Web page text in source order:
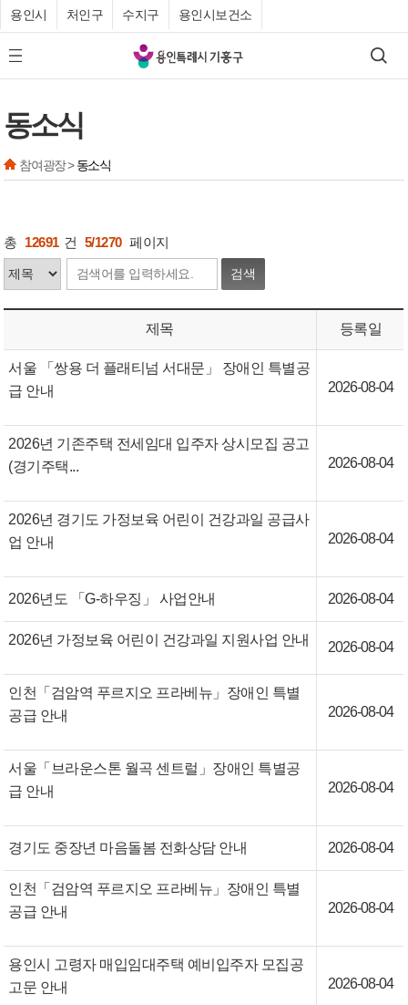
용인시 처인구 수지구 용인시보건소
모바일 메뉴 버튼
기
흥
검색
동소식
참여광장 >동소식
총 12691 건 5/1270 페이지
검색
제목 등록일
서울 「쌍용 더 플래티넘 서대문」 장애인 특별공
급 안내
2026-08-04
2026년 기존주택 전세임대 입주자 상시모집 공고
(경기주택...
2026-08-04
2026년 경기도 가정보육 어린이 건강과일 공급사
업 안내
2026-08-04
2026년도 「G-하우징」 사업안내 2026-08-04
2026년 가정보육 어린이 건강과일 지원사업 안내 2026-08-04
인천「검암역 푸르지오 프라베뉴」장애인 특별
공급 안내
2026-08-04
서울「브라운스톤 월곡 센트럴」장애인 특별공
급 안내
2026-08-04
경기도 중장년 마음돌봄 전화상담 안내 2026-08-04
인천「검암역 푸르지오 프라베뉴」장애인 특별
공급 안내
2026-08-04
용인시 고령자 매입임대주택 예비입주자 모집공
고문 안내
2026-08-04